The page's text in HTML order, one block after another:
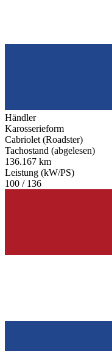
Händler
Karosserieform
Cabriolet (Roadster)
Tachostand (abgelesen)
136.167 km
Leistung (kW/PS)
100 / 136